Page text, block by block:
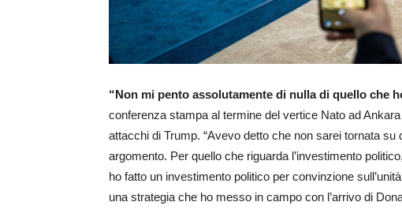
“Non mi pento assolutamente di nulla di quello che
conferenza stampa al termine del vertice Nato ad
attacchi di Trump. “Avevo detto che non sarei tornata
argomento. Per quello che riguarda l’investimento
ho fatto un investimento politico per convinzione
una strategia che ho messo in campo con l’arrivo di